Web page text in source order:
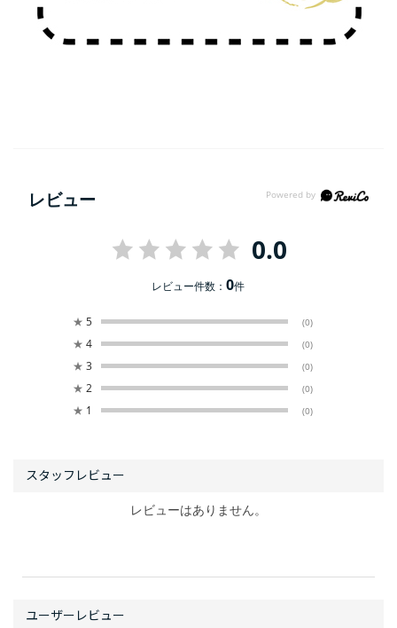
レビュー
0.0
レビュー件数：0件
★ 5 (0)
★ 4 (0)
★ 3 (0)
★ 2 (0)
★ 1 (0)
レビューはありません。